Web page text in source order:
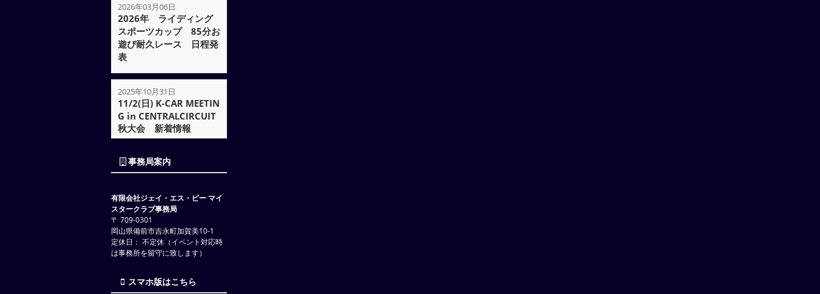
2026年03月06日
2026年 ライディング
スポーツカップ 85分お
遊び耐久レース 日程発
表
2025年10月31日
11/2(日) K-CAR MEETIN
G in CENTRALCIRCUIT
秋大会 新着情報
事務局案内
有限会社ジェイ・エス・ピー マイ
スタークラブ事務局
〒 709-0301
岡山県備前市吉永町加賀美10-1
定休日： 不定休（イベント対応時
は事務所を留守に致します）
スマホ版はこちら